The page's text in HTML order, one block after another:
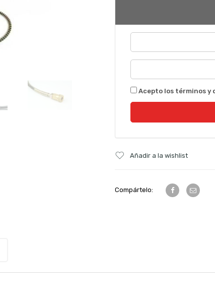
Acepto los términos y
Añadir a la wishlist
Compártelo: